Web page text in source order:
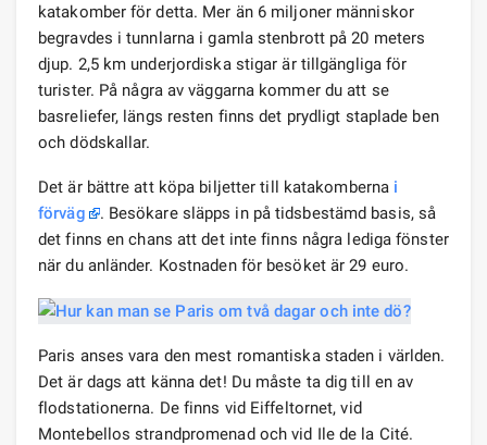
katakomber för detta. Mer än 6 miljoner människor
begravdes i tunnlarna i gamla stenbrott på 20 meters
djup. 2,5 km underjordiska stigar är tillgängliga för
turister. På några av väggarna kommer du att se
basreliefer, längs resten finns det prydligt staplade ben
och dödskallar.
Det är bättre att köpa biljetter till katakomberna i
förväg
. Besökare släpps in på tidsbestämd basis, så
det finns en chans att det inte finns några lediga fönster
när du anländer. Kostnaden för besöket är 29 euro.
Paris anses vara den mest romantiska staden i världen.
Det är dags att känna det! Du måste ta dig till en av
flodstationerna. De finns vid Eiffeltornet, vid
Montebellos strandpromenad och vid Ile de la Cité.